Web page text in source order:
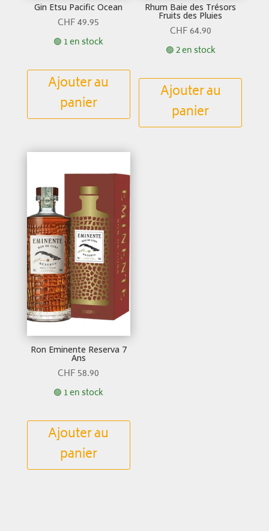
Gin Etsu Pacific Ocean
CHF49.95
🟢 1 en stock
Ajouter au
panier
Rhum Baie des Trésors
Fruits des Pluies
CHF64.90
🟢 2 en stock
Ajouter au
panier
Ron Eminente Reserva 7
Ans
CHF 58.90
🟢 1 en stock
Ajouter au
panier